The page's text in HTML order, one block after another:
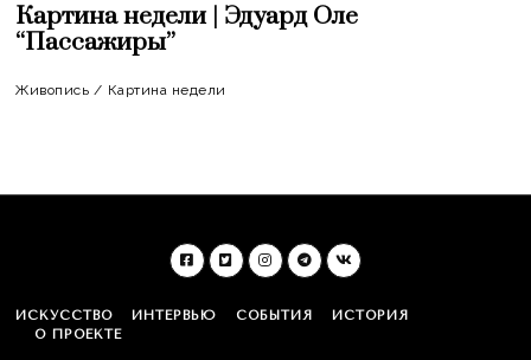
Картина недели | Эдуард Оле
“Пассажиры”
Живопись / Картина недели
ИСКУССТВО ИНТЕРВЬЮ СОБЫТИЯ
ИСТОРИЯ
О ПРОЕКТЕ